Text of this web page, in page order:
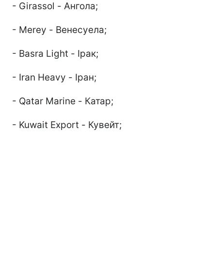
- Girassol - Ангола;
- Merey - Венесуела;
- Basra Light - Ірак;
- Iran Heavy - Іран;
- Qatar Marine - Катар;
- Kuwait Export - Кувейт;